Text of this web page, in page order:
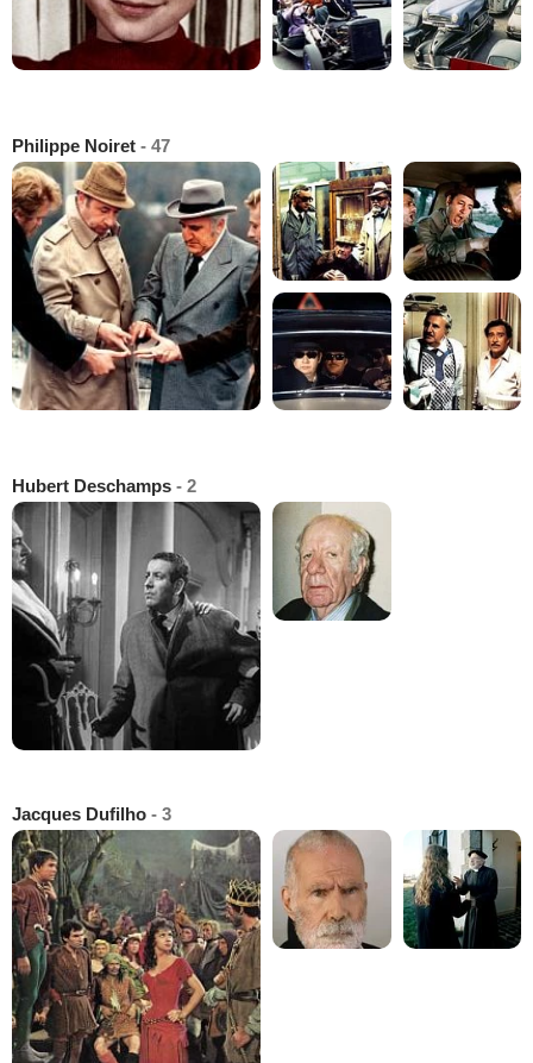
Philippe Noiret - 47
Hubert Deschamps - 2
Jacques Dufilho - 3